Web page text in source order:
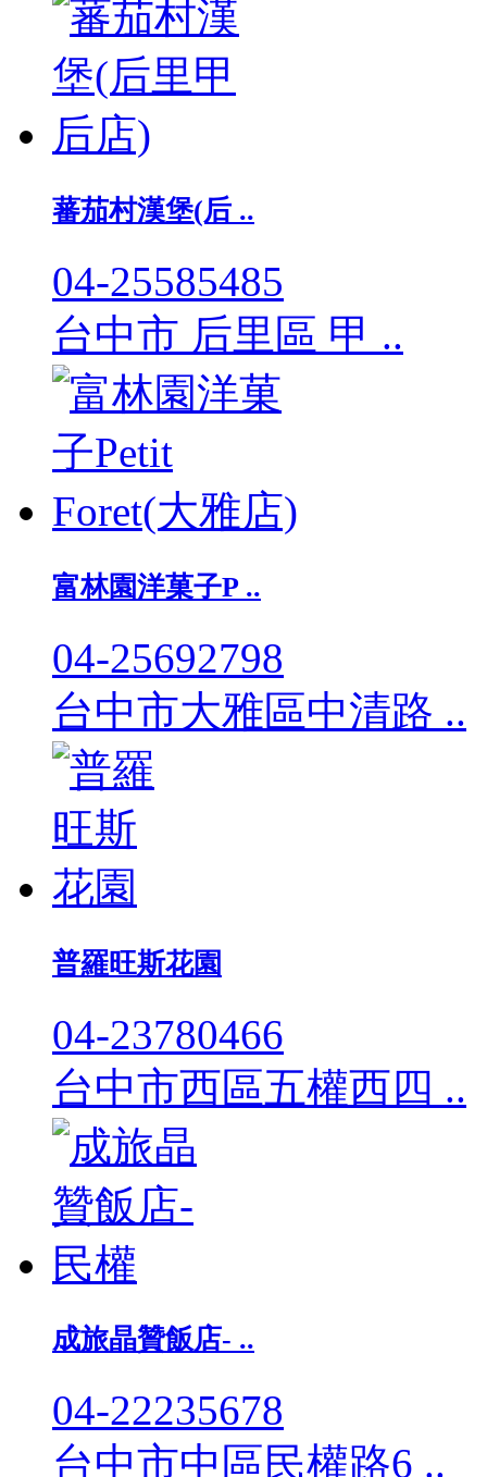
蕃茄村漢堡(后 ..
04-25585485
台中市 后里區 甲 ..
富林園洋菓子P ..
04-25692798
台中市大雅區中清路 ..
普羅旺斯花園
04-23780466
台中市西區五權西四 ..
成旅晶贊飯店- ..
04-22235678
台中市中區民權路6 ..